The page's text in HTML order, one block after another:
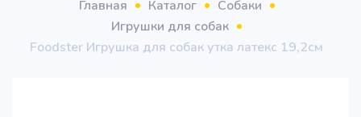
Главная Каталог
Собаки
Игрушки для собак
Foodster Игрушка для собак утка латекс 19,2см